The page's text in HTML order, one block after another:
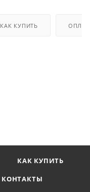
КАК КУПИТЬ
КАК КУПИТЬ
КОНТАКТЫ